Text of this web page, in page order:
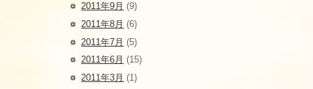
2011年9月 (9)
2011年8月 (6)
2011年7月 (5)
2011年6月 (15)
2011年3月 (1)